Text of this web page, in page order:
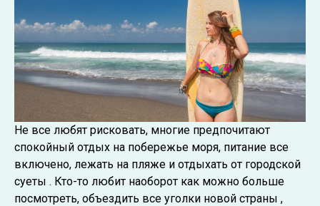
Не все любят рисковать, многие предпочитают
спокойный отдых на побережье моря, питание все
включено, лежать на пляже и отдыхать от городской
суеты . Кто-то любит наоборот как можно больше
посмотреть, объездить все уголки новой страны ,